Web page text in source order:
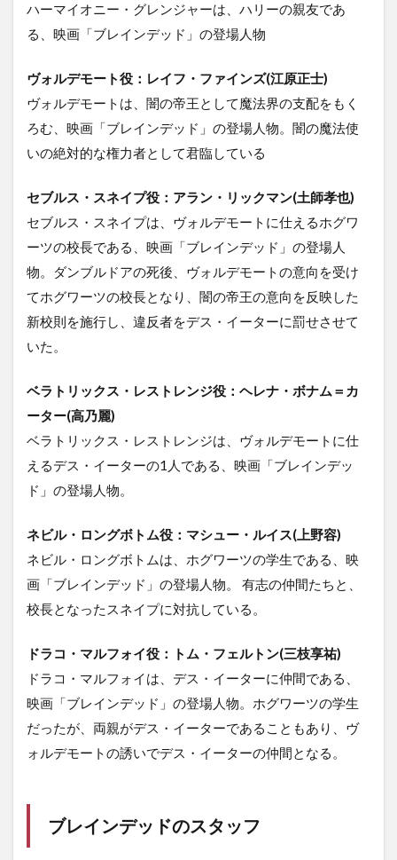
ハーマイオニー・グレンジャーは、ハリーの親友であ
る、映画「ブレインデッド」の登場人物
ヴォルデモート役：レイフ・ファインズ(江原正士)
ヴォルデモートは、闇の帝王として魔法界の支配をもく
ろむ、映画「ブレインデッド」の登場人物。闇の魔法使
いの絶対的な権力者として君臨している
セブルス・スネイプ役：アラン・リックマン(土師孝也)
セブルス・スネイプは、ヴォルデモートに仕えるホグワ
ーツの校長である、映画「ブレインデッド」の登場人
物。ダンブルドアの死後、ヴォルデモートの意向を受け
てホグワーツの校長となり、闇の帝王の意向を反映した
新校則を施行し、違反者をデス・イーターに罰せさせて
いた。
ベラトリックス・レストレンジ役：ヘレナ・ボナム＝カ
ーター(高乃麗)
ベラトリックス・レストレンジは、ヴォルデモートに仕
えるデス・イーターの1人である、映画「ブレインデッ
ド」の登場人物。
ネビル・ロングボトム役：マシュー・ルイス(上野容)
ネビル・ロングボトムは、ホグワーツの学生である、映
画「ブレインデッド」の登場人物。 有志の仲間たちと、
校長となったスネイプに対抗している。
ドラコ・マルフォイ役：トム・フェルトン(三枝享祐)
ドラコ・マルフォイは、デス・イーターに仲間である、
映画「ブレインデッド」の登場人物。ホグワーツの学生
だったが、両親がデス・イーターであることもあり、ヴ
ォルデモートの誘いでデス・イーターの仲間となる。
ブレインデッドのスタッフ